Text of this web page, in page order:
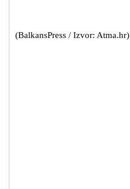
(BalkansPress / Izvor: Atma.hr)